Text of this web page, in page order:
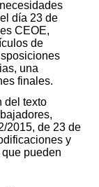
día 23 de
CEOE,
de
una
finales.
del texto
2015, de 23 de
y
pueden